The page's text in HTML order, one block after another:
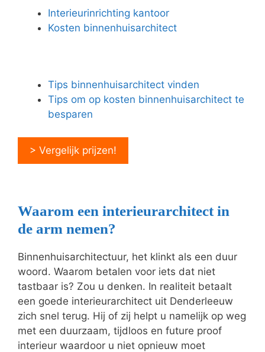
Interieurinrichting kantoor
Kosten binnenhuisarchitect
Tips binnenhuisarchitect vinden
Tips om op kosten binnenhuisarchitect te
besparen
> Vergelijk prijzen!
Waarom een interieurarchitect in
de arm nemen?
Binnenhuisarchitectuur, het klinkt als een duur
woord. Waarom betalen voor iets dat niet
tastbaar is? Zou u denken. In realiteit betaalt
een goede interieurarchitect uit Denderleeuw
zich snel terug. Hij of zij helpt u namelijk op weg
met een duurzaam, tijdloos en future proof
interieur waardoor u niet opnieuw moet